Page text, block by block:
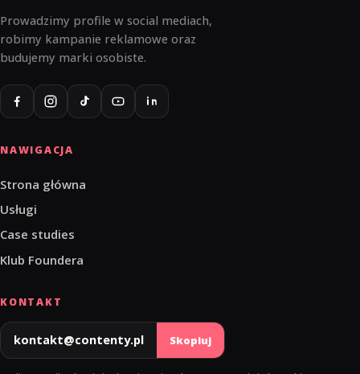
Prowadzimy profile w social mediach,
robimy kampanie reklamowe oraz
budujemy marki osobiste.
NAWIGACJA
Strona główna
Usługi
Case studies
Klub Foundera
KONTAKT
kontakt@contenty.pl Skopiuj